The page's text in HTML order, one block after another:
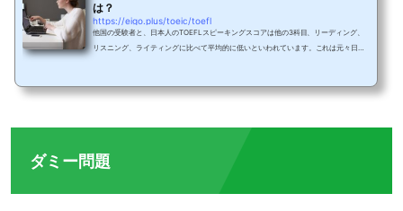
は？
https://eigo.plus/toeic/toefl
他国の受験者と、日本人のTOEFLスピーキングスコアは他の3科目、リーディング、
リスニング、ライティングに比べて平均的に低いといわれています。これは元々日本
す。今回の記事では実際の受験会場がどんな感じなのかの情報とその環境に慣れるた
ダミー問題